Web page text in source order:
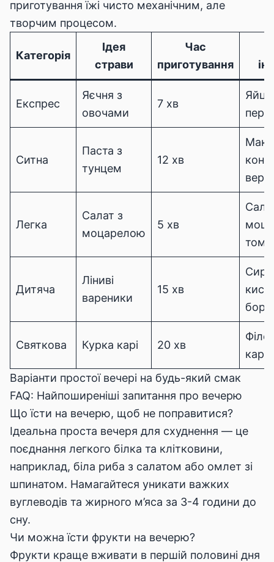
приготування їжі чисто механічним, але
творчим процесом.
Категорія
Ідея
страви
Час
приготування
Експрес
Яєчня з
овочами
7 хв
Ситна
Паста з
тунцем
12 хв
Легка
Салат з
моцарелою
5 хв
Дитяча
Ліниві
вареники
15 хв
Сир
Святкова Курка карі 20 хв
Варіанти простої вечері на будь-який смак
FAQ: Найпоширеніші запитання про вечерю
Що їсти на вечерю, щоб не поправитися?
Ідеальна проста вечеря для схуднення — це
поєднання легкого білка та клітковини,
наприклад, біла риба з салатом або омлет зі
шпинатом. Намагайтеся уникати важких
вуглеводів та жирного м’яса за 3-4 години до
сну.
Чи можна їсти фрукти на вечерю?
Фрукти краще вживати в першій половині дня